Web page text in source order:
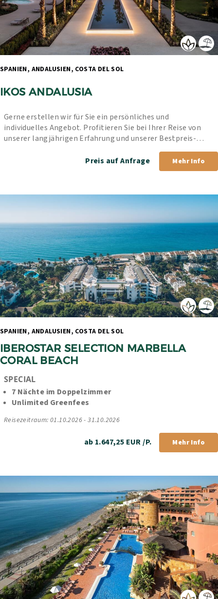
IKOS ANDALUSIA
Gerne erstellen wir für Sie ein persönliches und
individuelles Angebot. Profitieren Sie bei Ihrer Reise von
unserer langjährigen Erfahrung und unserer Bestpreis-
Preis auf Anfrage
Mehr Info
IBEROSTAR SELECTION MARBELLA
CORAL BEACH
SPECIAL
7 Nächte im Doppelzimmer
Unlimited Greenfees
Reisezeitraum: 01.10.2026 - 31.10.2026
ab 1.647,25 EUR /P. Mehr Info